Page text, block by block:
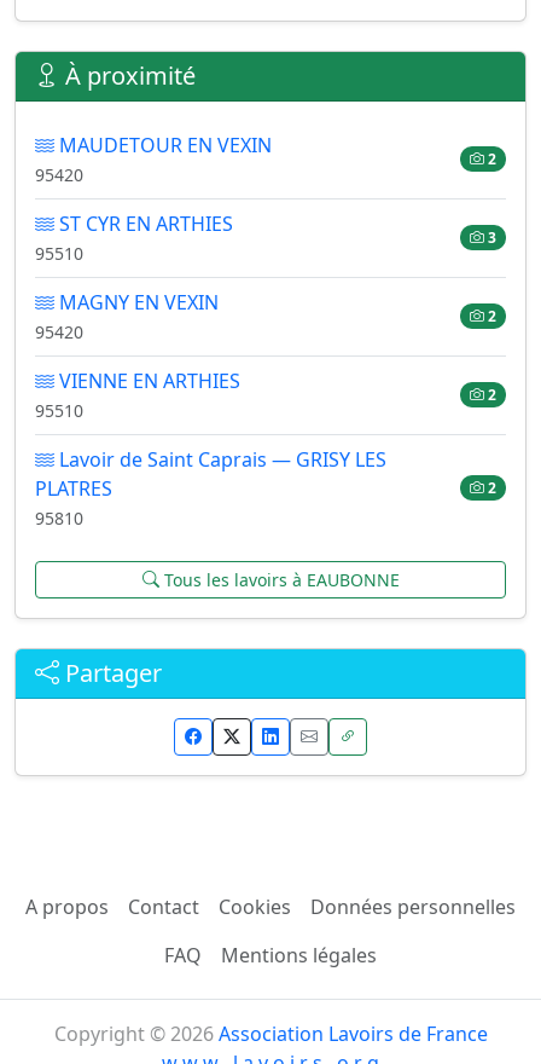
À proximité
MAUDETOUR EN VEXIN
95420
2
ST CYR EN ARTHIES
95510
3
MAGNY EN VEXIN
95420
2
VIENNE EN ARTHIES
95510
2
Lavoir de Saint Caprais — GRISY LES
PLATRES
95810
2
Tous les lavoirs à EAUBONNE
Partager
A propos Contact Cookies
Données personnelles
FAQ
Mentions légales
Copyright © 2026Association Lavoirs de France